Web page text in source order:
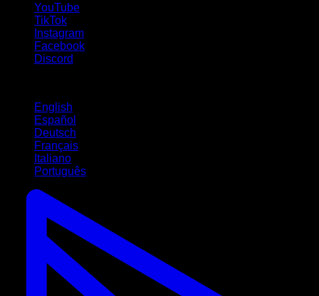
YouTube
TikTok
Instagram
Facebook
Discord
English
Español
Deutsch
Français
Italiano
Português